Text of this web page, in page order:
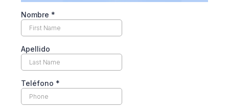
Nombre *
Apellido
Teléfono *